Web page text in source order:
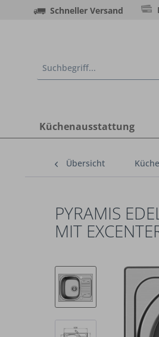
Schneller Versand
Küchenausstattung
Übersicht
PYRAMIS
MIT